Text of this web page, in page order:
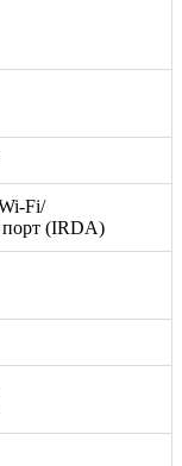
Fi/
(IRDA)